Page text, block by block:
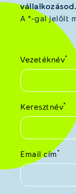
vállalkozásod.
A *-gal jelölt
Vezetéknév*
Keresztnév*
Email cím*